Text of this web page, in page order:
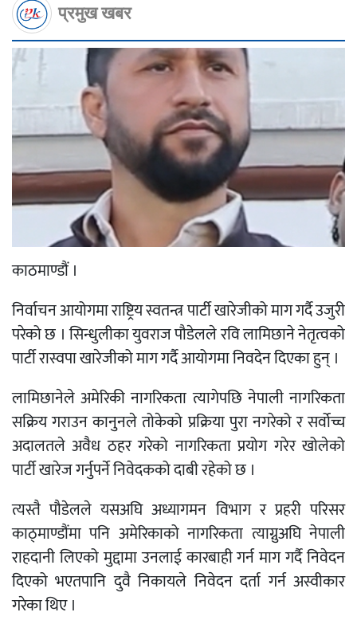
प्रमुख खबर
काठमाण्डौं ।
निर्वाचन आयोगमा राष्ट्रिय स्वतन्त्र पार्टी खारेजीको माग गर्दै उजुरी
परेको छ । सिन्धुलीका युवराज पौडेलले रवि लामिछाने नेतृत्वको
पार्टी रास्वपा खारेजीको माग गर्दै आयोगमा निवदेन दिएका हुन् ।
लामिछानेले अमेरिकी नागरिकता त्यागेपछि नेपाली नागरिकता
सक्रिय गराउन कानुनले तोकेको प्रक्रिया पुरा नगरेको र सर्वोच्च
अदालतले अवैध ठहर गरेको नागरिकता प्रयोग गरेर खोलेको
पार्टी खारेज गर्नुपर्ने निवेदकको दाबी रहेको छ ।
त्यस्तै पौडेलले यसअघि अध्यागमन विभाग र प्रहरी परिसर
काठ्माण्डौंमा पनि अमेरिकाको नागरिकता त्याग्नुअघि नेपाली
राहदानी लिएको मुद्दामा उनलाई कारबाही गर्न माग गर्दै निवेदन
दिएको भएतपानि दुवै निकायले निवेदन दर्ता गर्न अस्वीकार
गरेका थिए ।